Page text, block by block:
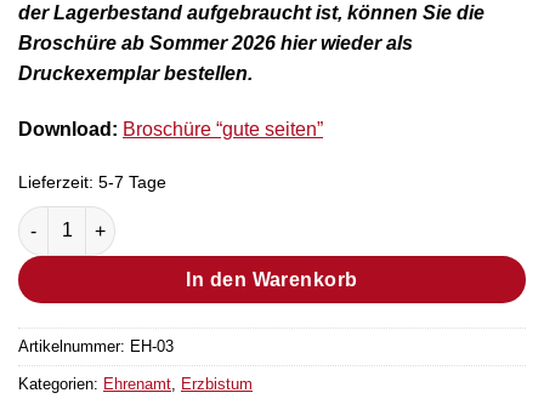
der Lagerbestand aufgebraucht ist, können Sie die
Broschüre ab Sommer 2026 hier wieder als
Druckexemplar bestellen.
Download: Broschüre “gute seiten”
Lieferzeit: 5-7 Tage
Broschüre “gute seiten” - ausschließlich als Download
In den Warenkorb
Artikelnummer: EH-03
Kategorien: Ehrenamt, Erzbistum